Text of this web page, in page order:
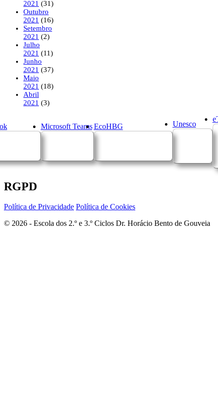
2021 (31)
Outubro
2021 (16)
Setembro
2021 (2)
Julho
2021 (11)
Junho
2021 (37)
Maio
2021 (18)
Abril
2021 (3)
Microsoft Teams EcoHBG Unesco
RGPD
Política de Privacidade Política de Cookies
© 2026 - Escola dos 2.º e 3.º Ciclos Dr. Horácio Bento de Gouveia